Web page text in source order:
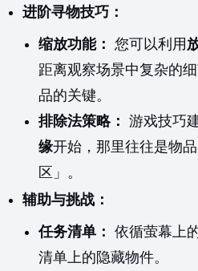
进阶寻物技巧：
缩放功能： 您可以利用
距离观察场景中复杂的
品的关键。
排除法策略： 游戏技巧
缘开始，那里往往是物
区」。
辅助与挑战：
任务清单： 依循萤幕上
清单上的隐藏物件。